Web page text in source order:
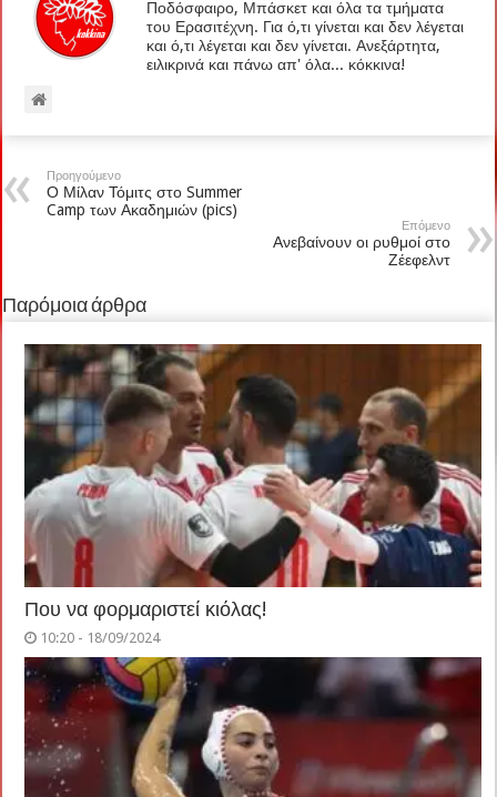
Ποδόσφαιρο, Μπάσκετ και όλα τα τμήματα
του Ερασιτέχνη. Για ό,τι γίνεται και δεν λέγεται
και ό,τι λέγεται και δεν γίνεται. Ανεξάρτητα,
ειλικρινά και πάνω απ' όλα... κόκκινα!
Προηγούμενο
Ο Μίλαν Τόμιτς στο Summer
Camp των Ακαδημιών (pics)
Επόμενο
Ανεβαίνουν οι ρυθμοί στο
Ζέεφελντ
Παρόμοια άρθρα
Που να φορμαριστεί κιόλας!
10:20 - 18/09/2024